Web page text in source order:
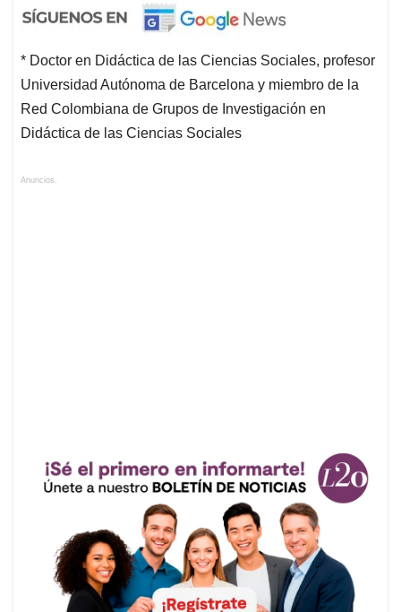
* Doctor en Didáctica de las Ciencias Sociales, profesor
Universidad Autónoma de Barcelona y miembro de la
Red Colombiana de Grupos de Investigación en
Didáctica de las Ciencias Sociales
Anuncios.